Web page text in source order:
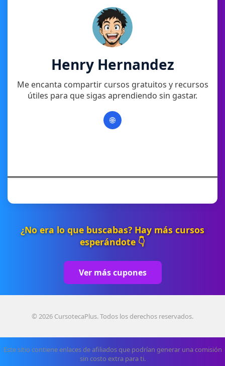
Henry Hernandez
Me encanta compartir cursos gratuitos y recursos
útiles para que sigas aprendiendo sin gastar.
🌐
¿No era lo que buscabas? Hay más cursos
esperándote 👇
Ver más cupones
© 2026 CursotecaPlus. Todos los derechos reservados.
Este sitio contiene enlaces de afiliados que podrían generar una comisión
sin costo extra para ti.